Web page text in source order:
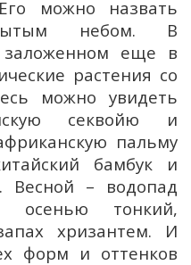
можно назвать
небом. В
заложенном еще в
растения со
можно увидеть
секвойю и
пальму
бамбук и
Весной – водопад
осенью тонкий,
хризантем. И
форм и оттенков